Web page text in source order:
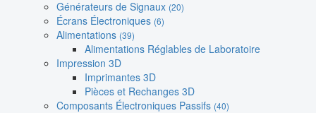
Générateurs de Signaux (20)
Écrans Électroniques (6)
Alimentations (39)
Alimentations Réglables de Laboratoire
Impression 3D
Imprimantes 3D
Pièces et Rechanges 3D
Composants Électroniques Passifs (40)